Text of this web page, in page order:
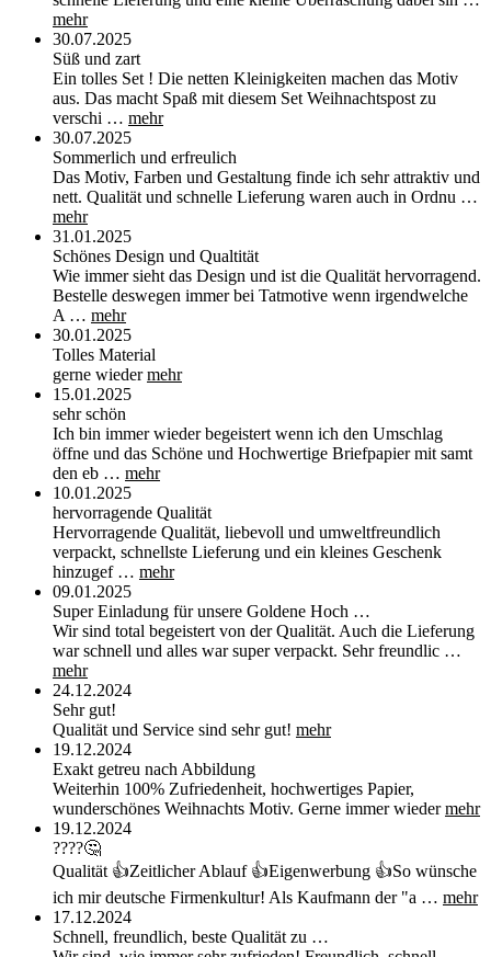
mehr
30.07.2025
Süß und zart
Ein tolles Set ! Die netten Kleinigkeiten machen das Motiv
aus. Das macht Spaß mit diesem Set Weihnachtspost zu
verschi … mehr
30.07.2025
Sommerlich und erfreulich
Das Motiv, Farben und Gestaltung finde ich sehr attraktiv und
nett. Qualität und schnelle Lieferung waren auch in Ordnu …
mehr
31.01.2025
Schönes Design und Qualtität
Wie immer sieht das Design und ist die Qualität hervorragend.
Bestelle deswegen immer bei Tatmotive wenn irgendwelche
A … mehr
30.01.2025
Tolles Material
gerne wiedermehr
15.01.2025
sehr schön
Ich bin immer wieder begeistert wenn ich den Umschlag
öffne und das Schöne und Hochwertige Briefpapier mit samt
den eb … mehr
10.01.2025
hervorragende Qualität
Hervorragende Qualität, liebevoll und umweltfreundlich
verpackt, schnellste Lieferung und ein kleines Geschenk
hinzugef … mehr
09.01.2025
Super Einladung für unsere Goldene Hoch …
Wir sind total begeistert von der Qualität. Auch die Lieferung
war schnell und alles war super verpackt. Sehr freundlic …
mehr
24.12.2024
Sehr gut!
Qualität und Service sind sehr gut! mehr
19.12.2024
Exakt getreu nach Abbildung
Weiterhin 100% Zufriedenheit, hochwertiges Papier,
wunderschönes Weihnachts Motiv. Gerne immer wiedermehr
19.12.2024
????🤔
Qualität 👍Zeitlicher Ablauf 👍Eigenwerbung 👍So wünsche
ich mir deutsche Firmenkultur! Als Kaufmann der "a … mehr
17.12.2024
Schnell, freundlich, beste Qualität zu …